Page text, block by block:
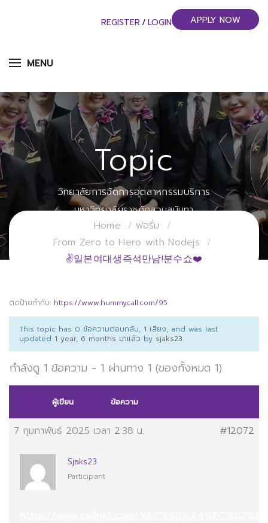
MENU
REGISTER / LOGIN APPLY NOW
Topic
วิทยาลัยการจัดการอุตสาหกรรมบริการ
มหาวิทยาลัยราชภัฏสวนสุนันทา
Home
ฟอรั่ม
From Zero to Hero with Nodejs
✌일본여대생즉석만남!분수쇼❤️
ติดป้ายกำกับ: https://www.hummycall.com/95
This topic has 0 ข้อความตอบกลับ, 1 เสียง, and was last
updated 1 year, 6 months มาแล้ว by sjaks23.
กำลังดู 1 ข้อความ - 1 ผ่านทาง 1 (ของทั้งหมด 1)
ผู้เขียน ข้อความ
7 กุมภาพันธ์ 2025 เวลา 2:38 น. #12072
Sjaks23
Participant